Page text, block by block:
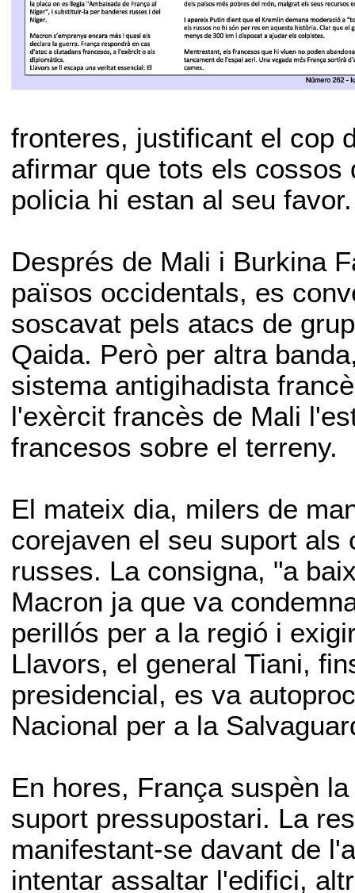
fronteres, justificant el cop
afirmar que tots els
policia hi estan al seu favor.
Després de Mali i Burkina
països occidentals, es
soscavat pels atacs de
Qaida. Però per altra
sistema antigihadista
l'exèrcit francès de Mali
francesos sobre el terreny.
El mateix dia, milers de
corejaven el seu suport als
russes. La consigna, "a
Macron ja que va
perillós per a la regió i
Llavors, el general Tiani,
presidencial, es va
Nacional per a la
En hores, França suspèn
suport pressupostari. La
manifestant-se davant de
intentar assaltar l'edifici,